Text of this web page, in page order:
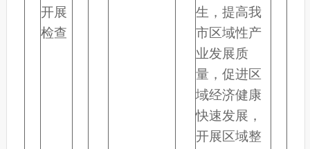
开展
检查
生，提高我
市区域性产
业发展质
量，促进区
域经济健康
快速发展，
开展区域整